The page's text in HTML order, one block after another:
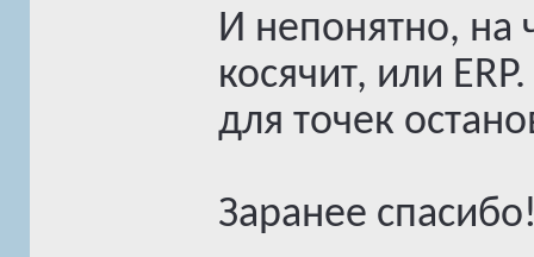
И непонятно, на
косячит, или
для точек
Заранее